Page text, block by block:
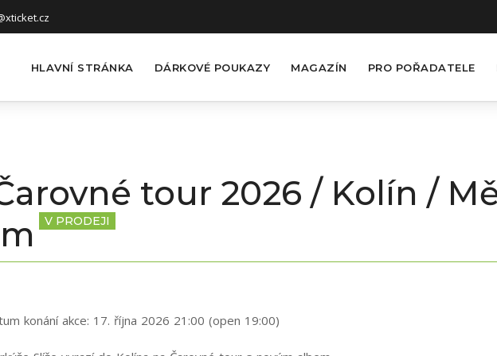
HLAVNÍ STRÁNKA DÁRKOVÉ POUKAZY MAGAZÍN PRO POŘADATELE
tour 2026 / Kolín /
V PRODEJI
konání akce: 17. října 2026 21:00 (open 19:00)